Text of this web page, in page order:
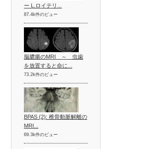
ー L.ロイテリ...
87.4k件のビュー
脳膿瘍のMRI ～ 虫歯
を放置すると命に...
73.2k件のビュー
BPAS (2): 椎骨動脈解離の
MRI...
69.3k件のビュー